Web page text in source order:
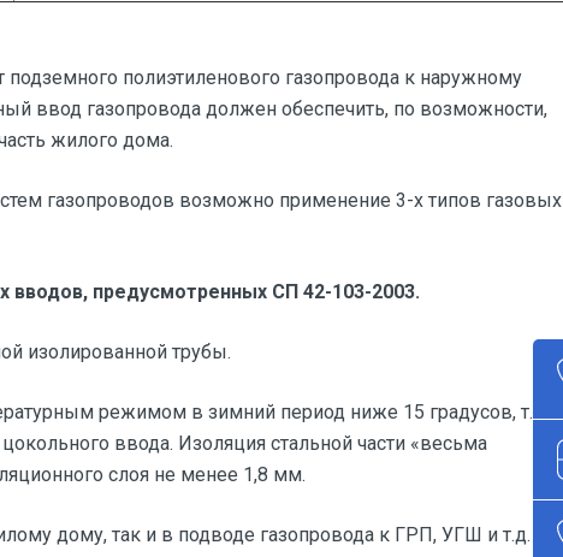
полиэтиленового газопровода к наружному
ввод газопровода должен обеспечить, по возможности,
жилого дома.
газопроводов возможно применение 3-х типов газовых
предусмотренных СП 42-103-2003.
изолированной трубы.
режимом в зимний период ниже 15 градусов, т.к.
ввода. Изоляция стальной части «весьма
слоя не менее 1,8 мм.
дому, так и в подводе газопровода к ГРП, УГШ и т.д.